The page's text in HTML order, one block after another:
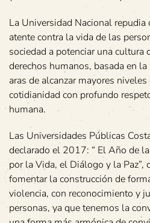
La Universidad Nacional repudia
atente contra la vida de las
sociedad a potenciar una cultura
derechos humanos, basada en
aras de alcanzar mayores
cotidianidad con profundo
humana.
Las Universidades Públicas
declarado el 2017: “ El Año de
por la Vida, el Diálogo y la Paz”,
fomentar la construcción de
violencia, con reconocimiento y
personas, ya que tenemos la